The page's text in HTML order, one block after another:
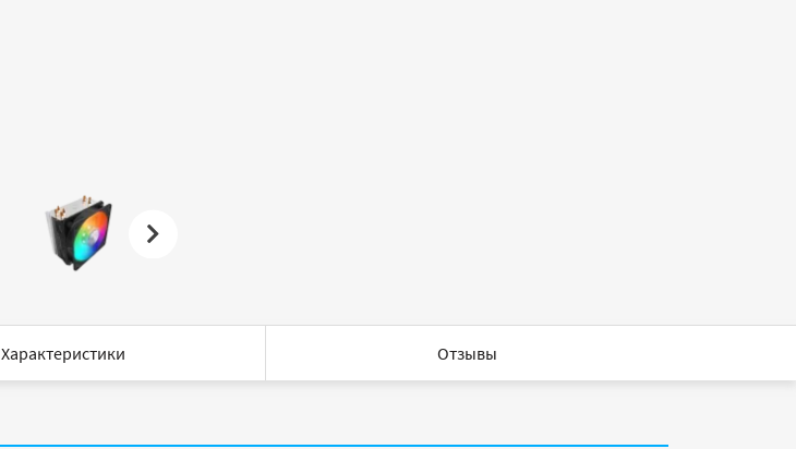
Характеристики Отзывы